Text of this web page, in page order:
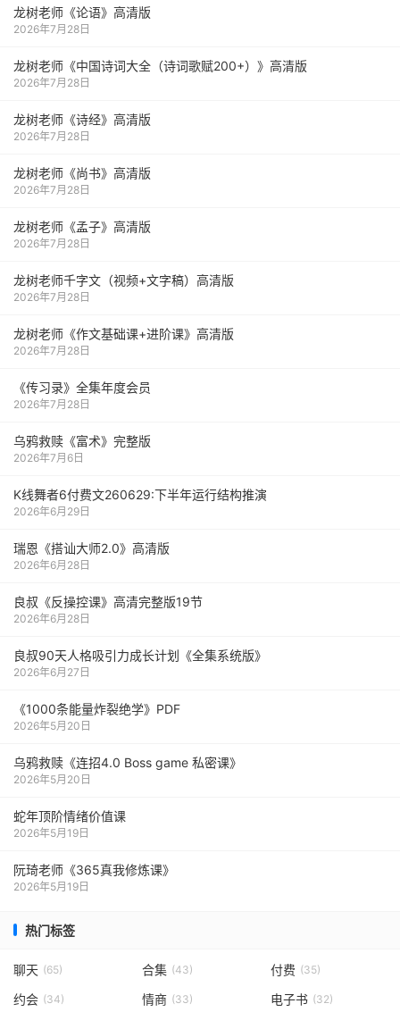
龙树老师《论语》高清版
2026年7月28日
龙树老师《中国诗词大全（诗词歌赋200+）》高清版
2026年7月28日
龙树老师《诗经》高清版
2026年7月28日
龙树老师《尚书》高清版
2026年7月28日
龙树老师《孟子》高清版
2026年7月28日
龙树老师千字文（视频+文字稿）高清版
2026年7月28日
龙树老师《作文基础课+进阶课》高清版
2026年7月28日
《传习录》全集年度会员
2026年7月28日
乌鸦救赎《富术》完整版
2026年7月6日
K线舞者6付费文260629:下半年运行结构推演
2026年6月29日
瑞恩《搭讪大师2.0》高清版
2026年6月28日
良叔《反操控课》高清完整版19节
2026年6月28日
良叔90天人格吸引力成长计划《全集系统版》
2026年6月27日
《1000‮能条‬‎量‮裂炸‬‎绝学》PDF
2026年5月20日
乌鸦救赎《连招4.0 Boss game 私密课》
2026年5月20日
蛇年顶阶情绪价值课
2026年5月19日
阮琦老师《365真我修炼课》
2026年5月19日
热门标签
聊天 (65) 合集 (43) 付费 (35)
约会 (34) 情商 (33) 电子书 (32)